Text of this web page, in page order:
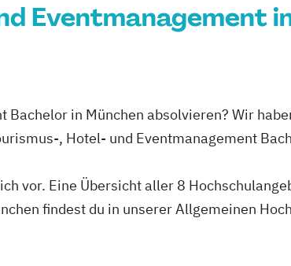
Eventmanagement
in München absolvieren? Wir
, Hotel- und Eventmanagement
vor. Eine Übersicht aller 8
findest du in unserer Allgemeinen